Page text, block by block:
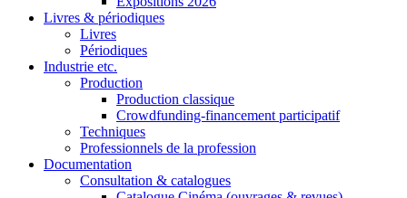
Livres & périodiques
Livres
Périodiques
Industrie etc.
Production
Production classique
Crowdfunding-financement participatif
Techniques
Professionnels de la profession
Documentation
Consultation & catalogues